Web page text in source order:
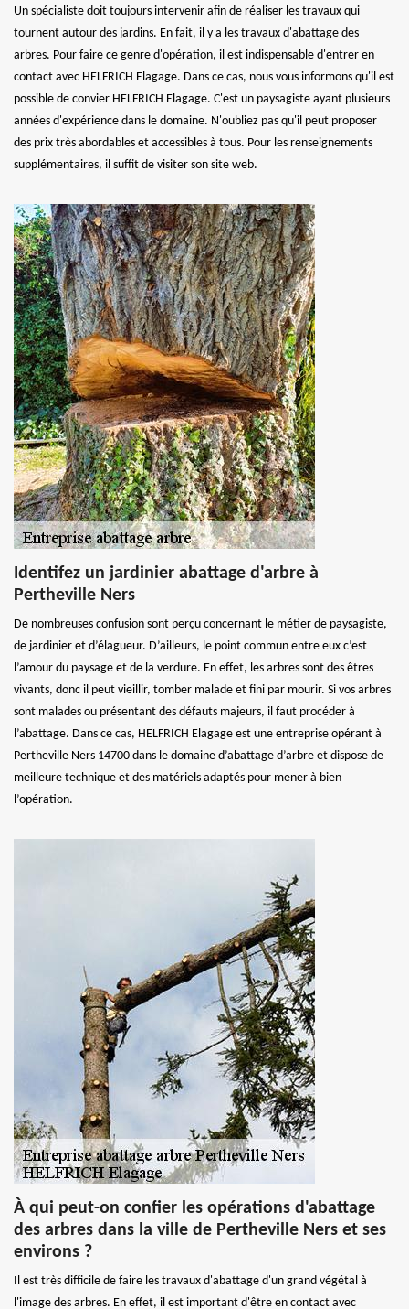
Un spécialiste doit toujours intervenir afin de réaliser les travaux qui
tournent autour des jardins. En fait, il y a les travaux d'abattage des
arbres. Pour faire ce genre d'opération, il est indispensable d'entrer en
contact avec HELFRICH Elagage. Dans ce cas, nous vous informons qu'il est
possible de convier HELFRICH Elagage. C'est un paysagiste ayant plusieurs
années d'expérience dans le domaine. N'oubliez pas qu'il peut proposer
des prix très abordables et accessibles à tous. Pour les renseignements
supplémentaires, il suffit de visiter son site web.
Identifez un jardinier abattage d'arbre à
Pertheville Ners
De nombreuses confusion sont perçu concernant le métier de paysagiste,
de jardinier et d’élagueur. D’ailleurs, le point commun entre eux c’est
l’amour du paysage et de la verdure. En effet, les arbres sont des êtres
vivants, donc il peut vieillir, tomber malade et fini par mourir. Si vos arbres
sont malades ou présentant des défauts majeurs, il faut procéder à
l’abattage. Dans ce cas, HELFRICH Elagage est une entreprise opérant à
Pertheville Ners 14700 dans le domaine d’abattage d’arbre et dispose de
meilleure technique et des matériels adaptés pour mener à bien
l’opération.
À qui peut-on confier les opérations d'abattage
des arbres dans la ville de Pertheville Ners et ses
environs ?
Il est très difficile de faire les travaux d'abattage d'un grand végétal à
l'image des arbres. En effet, il est important d'être en contact avec